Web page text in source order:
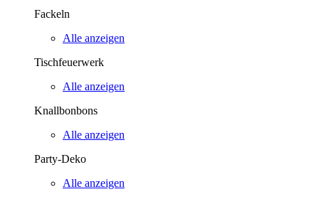
Fackeln
Alle anzeigen
Tischfeuerwerk
Alle anzeigen
Knallbonbons
Alle anzeigen
Party-Deko
Alle anzeigen